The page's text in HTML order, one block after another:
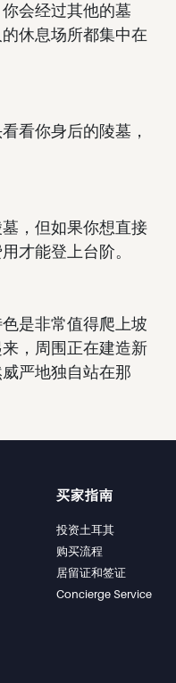
会经过其他的墓
休息场所都集中在
看你身后的陵墓，
，但如果你想直接
才能登上台阶。
是非常值得爬上坡
，周围正在建造新
严地独自站在那
买家指南
投资土耳其
购买流程
居留证和签证
Concierge Service